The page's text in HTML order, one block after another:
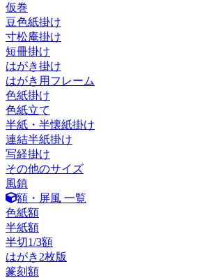
仮巻
豆色紙掛け
寸松庵掛け
短冊掛け
はがき掛け
はがき用フレーム
色紙掛け
色紙立て
半紙・半懐紙掛け
連結半紙掛け
写経掛け
その他のサイズ
風鎮
額・屏風 一覧
色紙額
半紙額
半切1/3額
はがき2枚版
篆刻額